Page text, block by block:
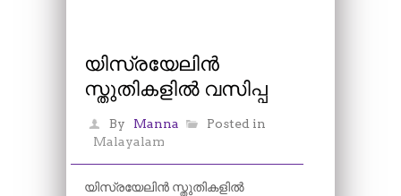
യിസ്രയേലിൻ
സ്തുതികളിൽ വസിപ്പ
By Manna
Posted in
Malayalam
യിസ്രയേലിൻ സ്തുതികളിൽ